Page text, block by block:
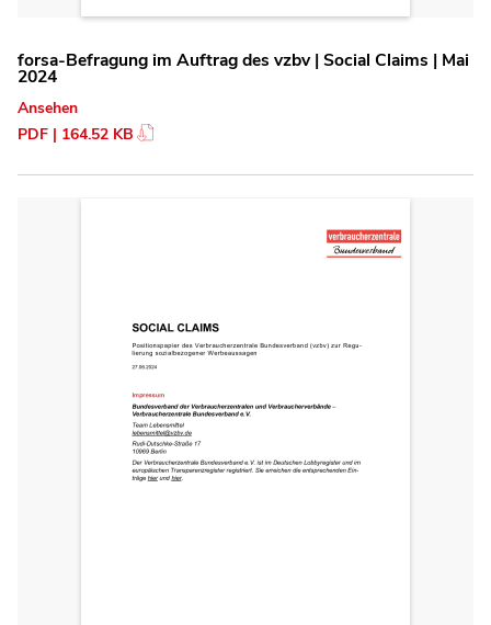
forsa-Befragung im Auftrag des vzbv | Social Claims | Mai
2024
Ansehen
PDF | 164.52 KB